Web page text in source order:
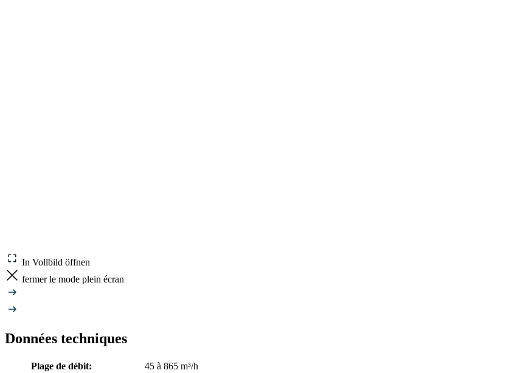
In Vollbild öffnen
fermer le mode plein écran
Données techniques
Plage de débit:
45 à 865 m³/h